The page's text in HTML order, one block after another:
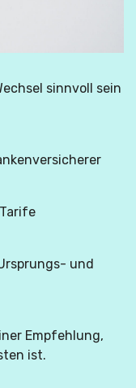
sinnvoll sein
und
Empfehlung,
ist.